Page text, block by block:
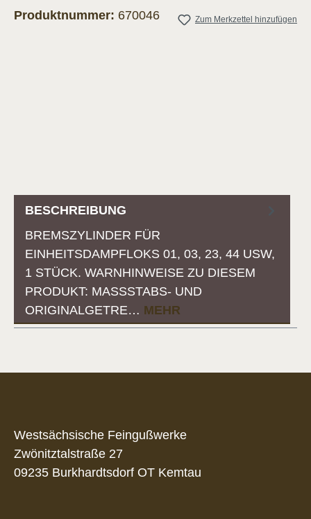
Zum Merkzettel hinzufügen
Produktnummer: 670046
BESCHREIBUNG
BREMSZYLINDER FÜR
EINHEITSDAMPFLOKS 01, 03, 23, 44 USW,
1 STÜCK. WARNHINWEISE ZU DIESEM
PRODUKT: MASSSTABS- UND O
RIGINALGETRE… MEHR
Westsächsische Feingußwerke
Zwönitztalstraße 27
09235 Burkhardtsdorf OT Kemtau